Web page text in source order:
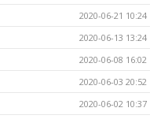
2020-06-21 10:24
2020-06-13 13:24
2020-06-08 16:02
2020-06-03 20:52
2020-06-02 10:37